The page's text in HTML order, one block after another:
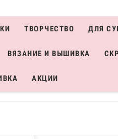
ТВОРЧЕСТВО ДЛЯ
ВЯЗАНИЕ И ВЫШИВКА
АКЦИИ